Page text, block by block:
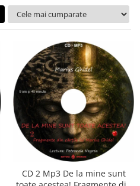
CD 2 Mp3 De la mine sunt